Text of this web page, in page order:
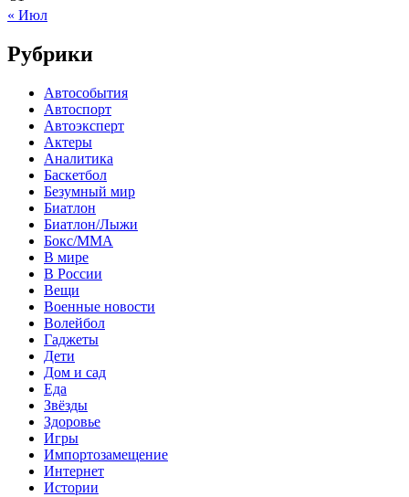
« Июл
Рубрики
Автособытия
Автоспорт
Автоэксперт
Актеры
Аналитика
Баскетбол
Безумный мир
Биатлон
Биатлон/Лыжи
Бокс/MMA
В мире
В России
Вещи
Военные новости
Волейбол
Гаджеты
Дети
Дом и сад
Еда
Звёзды
Здоровье
Игры
Импортозамещение
Интернет
Истории